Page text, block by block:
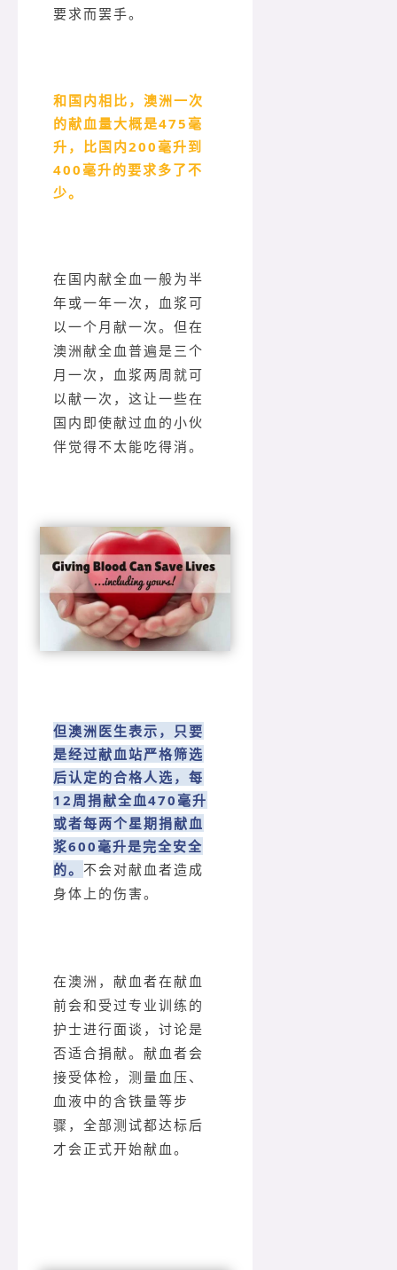
要求而罢手。
和国内相比，澳洲一次
的献血量大概是475毫
升，比国内200毫升到
400毫升的要求多了不
少。
在国内献全血一般为半
年或一年一次，血浆可
以一个月献一次。但在
澳洲献全血普遍是三个
月一次，血浆两周就可
以献一次，这让一些在
国内即使献过血的小伙
伴觉得不太能吃得消。
但澳洲医生表示，只要
是经过献血站严格筛选
后认定的合格人选，每
12周捐献全血470毫升
或者每两个星期捐献血
浆600毫升是完全安全
的。
不会对献血者造成
身体上的伤害。
在澳洲，献血者在献血
前会和受过专业训练的
护士进行面谈，讨论是
否适合捐献。献血者会
接受体检，测量血压、
血液中的含铁量等步
骤，全部测试都达标后
才会正式开始献血。